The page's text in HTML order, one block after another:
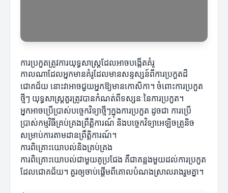
ការប្រកួតត្រូវការយុទ្ធសាស្ត្រដែលអាចបង្កើតគំរូ
កាលណាដែលអ្នកមានគំរូដែលមានសន្ទស្សន៍ពីការប្រកួតដ៏
ជោគជ័យ នោះវាអាចជួយអ្នកឱ្យមានកោសិកា។ ចំពោះការប្រកួត
ថ្មីៗ យុទ្ធសាស្ត្រគួរត្រូវបានកំណត់ពីទស្សនៈនៃការប្រកួត។
អ្នកអាចប្រើប្រាស់បច្ចេកវិទ្យាថ្មីៗក្នុងការប្រកួត ដូចជា ការប្រើ
ប្រាស់កម្មវិធីគ្រប់គ្រងព្រឹត្តិការណ៍ និងបច្ចេកវិទ្យាអេឡិចត្រូនិច
សម្រាប់ការតាមដានព្រឹត្តិការណ៍។
ការពិគ្រោះយោបល់និងគ្រប់គ្រង
ការពិគ្រោះយោបល់ជាមួយគូប្រជែង គឺជាគន្លងមួយដល់ការប្រកួត
ដែលជោគជ័យ។ គួរឲ្យចាប់ផ្តើមពីគោលបំណងស្រាលរាងរួមគ្នា។